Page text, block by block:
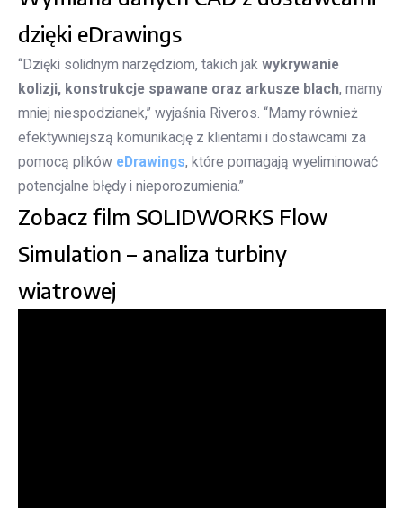
dzięki eDrawings
“Dzięki solidnym narzędziom, takich jak wykrywanie
kolizji, konstrukcje spawane oraz arkusze blach, mamy
mniej niespodzianek,” wyjaśnia Riveros. “Mamy również
efektywniejszą komunikację z klientami i dostawcami za
pomocą plików eDrawings, które pomagają wyeliminować
potencjalne błędy i nieporozumienia.”
Zobacz film SOLIDWORKS Flow
Simulation – analiza turbiny
wiatrowej